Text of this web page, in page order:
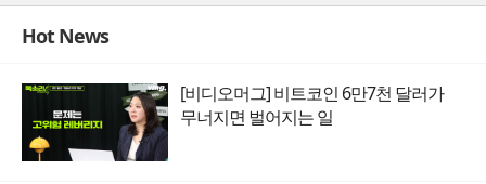
Hot News
[비디오머그] 비트코인 6만7천 달러가
무너지면 벌어지는 일